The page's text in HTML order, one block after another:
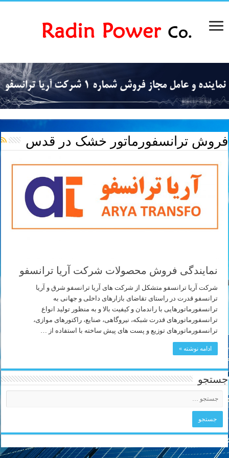
فروش ترانسفورماتور خشک در قدس
نمایندگی فروش محصولات شرکت آریا ترانسفو
شرکت آریا ترانسفو متشکل از شرکت های آریا ترانسفو شرق و آریا
ترانسفو قدرت در راستای تقاضای بازارهای داخلی و جهانی به
ترانسفورماتورهایی با راندمان و کیفیت بالا و به منظور تولید انواع
ترانسفورماتورهای قدرت شبکه، نیروگاهی، صنایع، راکتورهای موازی،
ترانسفورماتورهای توزیع و پست های پیش ساخته با استفاده از …
ادامه نوشته »
جستجو